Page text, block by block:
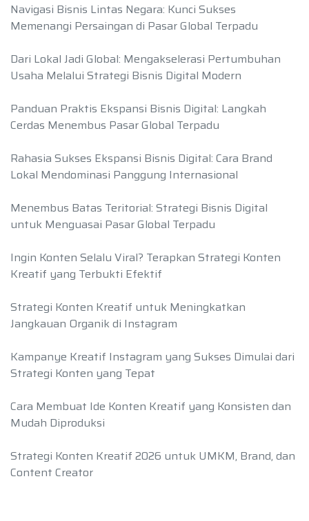
Navigasi Bisnis Lintas Negara: Kunci Sukses
Memenangi Persaingan di Pasar Global Terpadu
Dari Lokal Jadi Global: Mengakselerasi Pertumbuhan
Usaha Melalui Strategi Bisnis Digital Modern
Panduan Praktis Ekspansi Bisnis Digital: Langkah
Cerdas Menembus Pasar Global Terpadu
Rahasia Sukses Ekspansi Bisnis Digital: Cara Brand
Lokal Mendominasi Panggung Internasional
Menembus Batas Teritorial: Strategi Bisnis Digital
untuk Menguasai Pasar Global Terpadu
Ingin Konten Selalu Viral? Terapkan Strategi Konten
Kreatif yang Terbukti Efektif
Strategi Konten Kreatif untuk Meningkatkan
Jangkauan Organik di Instagram
Kampanye Kreatif Instagram yang Sukses Dimulai dari
Strategi Konten yang Tepat
Cara Membuat Ide Konten Kreatif yang Konsisten dan
Mudah Diproduksi
Strategi Konten Kreatif 2026 untuk UMKM, Brand, dan
Content Creator